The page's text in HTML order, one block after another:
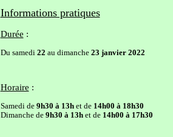
Informations pratiques
Durée :
Du samedi 22 au dimanche 23 janvier 2022
Horaire :
Samedi de9h30 à 13het de 14h00 à 18h30
Dimanche de9h30 à 13het de 14h00 à 17h30